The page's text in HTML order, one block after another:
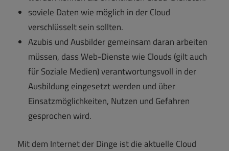
soviele Daten wie möglich in der Cloud
verschlüsselt sein sollten.
Azubis und Ausbilder gemeinsam daran arbeiten
müssen, dass Web-Dienste wie Clouds (gilt auch
für Soziale Medien) verantwortungsvoll in der
Ausbildung eingesetzt werden und über
Einsatzmöglichkeiten, Nutzen und Gefahren
gesprochen wird.
Mit dem Internet der Dinge ist die aktuelle Cloud